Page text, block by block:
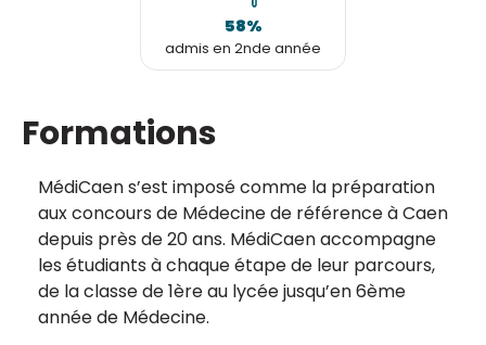
58%
admis en 2nde année
Formations
MédiCaen s’est imposé comme la préparation
aux concours de Médecine de référence à Caen
depuis près de 20 ans. MédiCaen accompagne
les étudiants à chaque étape de leur parcours,
de la classe de 1ère au lycée jusqu’en 6ème
année de Médecine.